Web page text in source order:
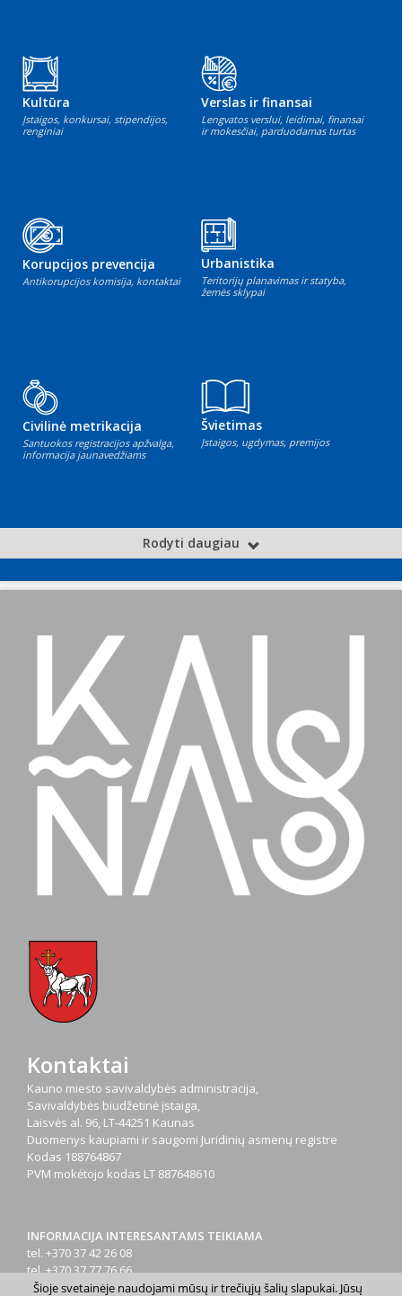
Kultūra
Įstaigos, konkursai, stipendijos,
renginiai
Verslas ir finansai
Lengvatos verslui, leidimai, finansai
ir mokesčiai, parduodamas turtas
Korupcijos prevencija
Antikorupcijos komisija, kontaktai
Urbanistika
Teritorijų planavimas ir statyba,
žemės sklypai
Civilinė metrikacija
Santuokos registracijos apžvalga,
informacija jaunavedžiams
Švietimas
Įstaigos, ugdymas, premijos
Rodyti daugiau
Kontaktai
Kauno miesto savivaldybės administracija,
Savivaldybės biudžetinė įstaiga,
Laisvės al. 96, LT-44251 Kaunas
Duomenys kaupiami ir saugomi Juridinių asmenų registre
Kodas 188764867
PVM mokėtojo kodas LT 887648610
INFORMACIJA INTERESANTAMS TEIKIAMA
tel. +370 37 42 26 08
tel. +370 37 77 76 66
tel. +370 660 07000
Šioje svetainėje naudojami mūsų ir trečiųjų šalių slapukai. Jūsų